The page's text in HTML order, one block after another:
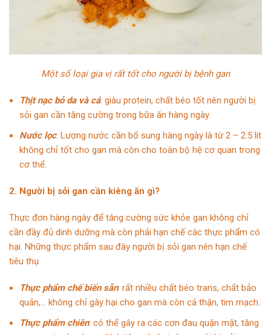
Một số loại gia vị rất tốt cho người bị bệnh gan
Thịt nạc bỏ da và cá: giàu protein, chất béo tốt nên người bị
sỏi gan cần tăng cường trong bữa ăn hàng ngày.
Nước lọc: Lượng nước cần bổ sung hàng ngày là từ 2 – 2.5 lít
không chỉ tốt cho gan mà còn cho toàn bộ hệ cơ quan trong
cơ thể.
2. Người bị sỏi gan cần kiêng ăn gì?
Thực đơn hàng ngày để tăng cường sức khỏe gan không chỉ
cần đầy đủ dinh dưỡng mà còn phải hạn chế các thực phẩm có
hại. Những thực phẩm sau đây người bị sỏi gan nên hạn chế
tiêu thụ
Thực phẩm chế biến sẵn: rất nhiều chất béo trans, chất bảo
quản,… không chỉ gây hại cho gan mà còn cả thận, tim mạch.
Thực phẩm chiên: có thể gây ra các cơn đau quặn mật, tăng